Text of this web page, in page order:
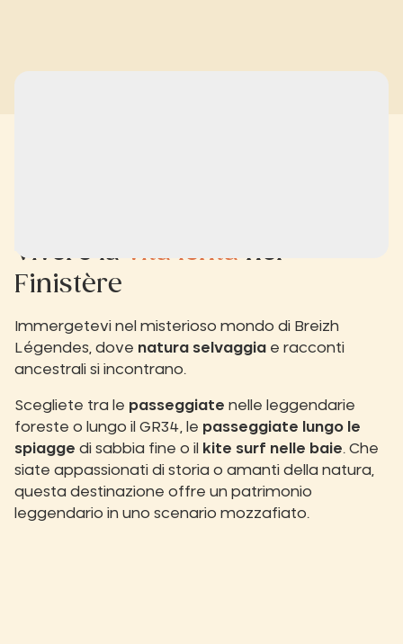
Vivere la vita lenta nel
Finistère
Immergetevi nel misterioso mondo di Breizh
Légendes, dove natura selvaggia e racconti
ancestrali si incontrano.
Scegliete tra le passeggiate nelle leggendarie
foreste o lungo il GR34, le passeggiate lungo le
spiagge di sabbia fine o il kite surf nelle baie. Che
siate appassionati di storia o amanti della natura,
questa destinazione offre un patrimonio
leggendario in uno scenario mozzafiato.